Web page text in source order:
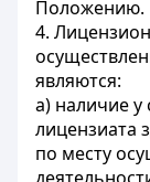
Положению.
4.
являются:
а) наличие у
лицензиата
по месту